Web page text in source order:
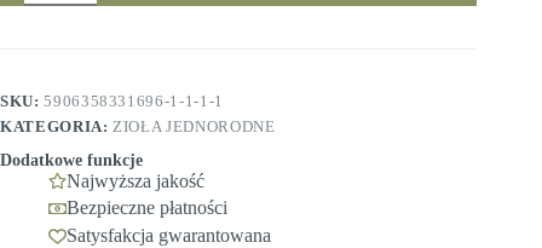
koszyczek
Ziołowy
SKU:5906358331696-1-1-1-1
KATEGORIA: ZIOŁA JEDNORODNE
Dodatkowe funkcje
Najwyższa jakość
Bezpieczne płatności
Satysfakcja gwarantowana